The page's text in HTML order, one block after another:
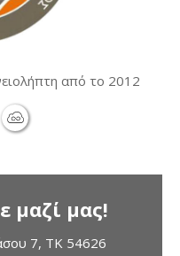
από το 2012
μαζί μας!
7, TK 54626